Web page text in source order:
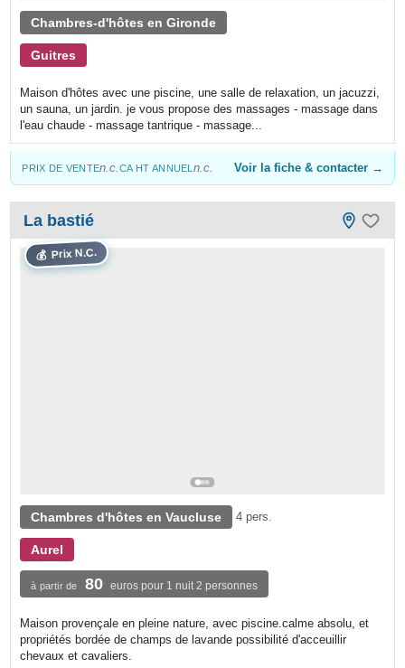
Chambres-d'hôtes en Gironde
Guitres
Maison d'hôtes avec une piscine, une salle de relaxation, un jacuzzi,
un sauna, un jardin. je vous propose des massages - massage dans
l'eau chaude - massage tantrique - massage...
PRIX DE VENTEn.c.CA HT ANNUEL n.c. Voir la fiche & contacter →
💰 Prix N.C.
La bastié
Chambres d'hôtes en Vaucluse 4 pers.
Aurel
à partir de 80 euros pour 1 nuit 2 personnes
Maison provençale en pleine nature, avec piscine.calme absolu, et
propriétés bordée de champs de lavande possibilité d'acceuillir
chevaux et cavaliers.